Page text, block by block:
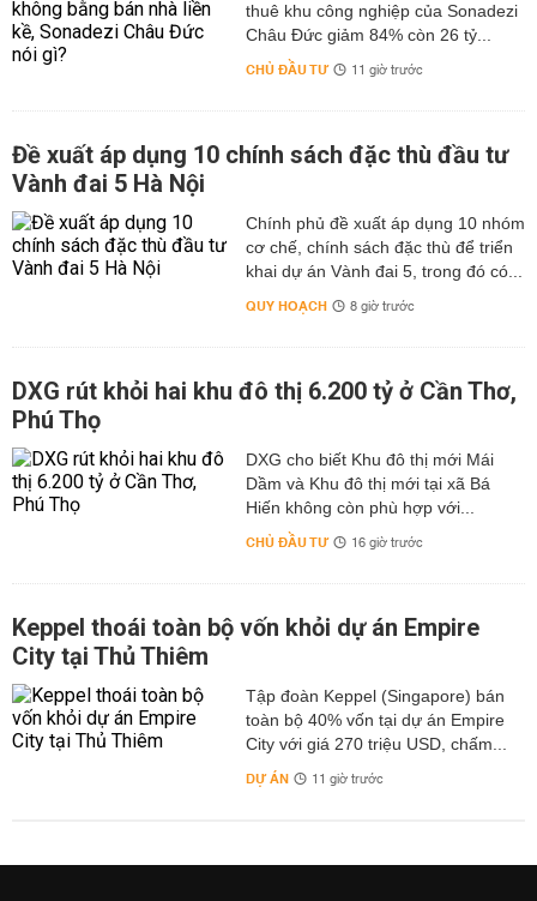
thuê khu công nghiệp của Sonadezi
Châu Đức giảm 84% còn 26 tỷ...
CHỦ ĐẦU TƯ 11 giờ trước
Đề xuất áp dụng 10 chính sách đặc thù đầu tư
Vành đai 5 Hà Nội
Chính phủ đề xuất áp dụng 10 nhóm
cơ chế, chính sách đặc thù để triển
khai dự án Vành đai 5, trong đó có...
QUY HOẠCH 8 giờ trước
DXG rút khỏi hai khu đô thị 6.200 tỷ ở Cần Thơ,
Phú Thọ
DXG cho biết Khu đô thị mới Mái
Dầm và Khu đô thị mới tại xã Bá
Hiến không còn phù hợp với...
CHỦ ĐẦU TƯ 16 giờ trước
Keppel thoái toàn bộ vốn khỏi dự án Empire
City tại Thủ Thiêm
Tập đoàn Keppel (Singapore) bán
toàn bộ 40% vốn tại dự án Empire
City với giá 270 triệu USD, chấm...
DỰ ÁN 11 giờ trước